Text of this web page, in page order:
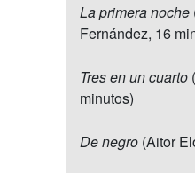
La primera noche
Fernández, 16
Tres en un cuarto
minutos)
De negro (Aitor